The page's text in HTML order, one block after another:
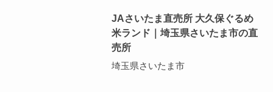
JAさいたま直売所 大久保ぐるめ
米ランド｜埼玉県さいたま市の直
売所
埼玉県さいたま市